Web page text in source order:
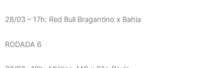
28/03 – 17h: Red Bull Bragantino x Bahia
RODADA 6